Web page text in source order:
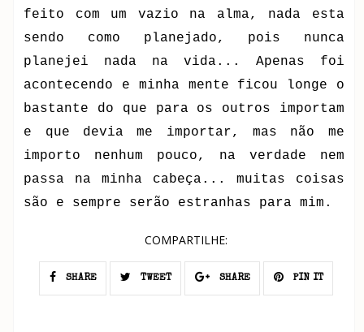
feito com um vazio na alma, nada esta
sendo como planejado, pois nunca
planejei nada na vida... Apenas foi
acontecendo e minha mente ficou longe o
bastante do que para os outros importam
e que devia me importar, mas não me
importo nenhum pouco, na verdade nem
passa na minha cabeça... muitas coisas
são e sempre serão estranhas para mim.
COMPARTILHE:
SHARE TWEET SHARE PIN IT